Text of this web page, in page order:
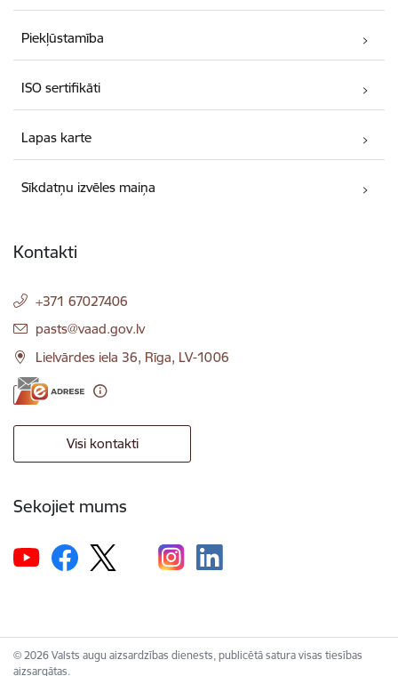
Piekļūstamība
ISO sertifikāti
Lapas karte
Sīkdatņu izvēles maiņa
Kontakti
+371 67027406
E-pasts:
pasts@vaad.gov.lv
Lielvārdes iela 36, Rīga, LV-1006
Visi kontakti
Sekojiet mums
© 2026 Valsts augu aizsardzības dienests, publicētā satura visas tiesības
aizsargātas.